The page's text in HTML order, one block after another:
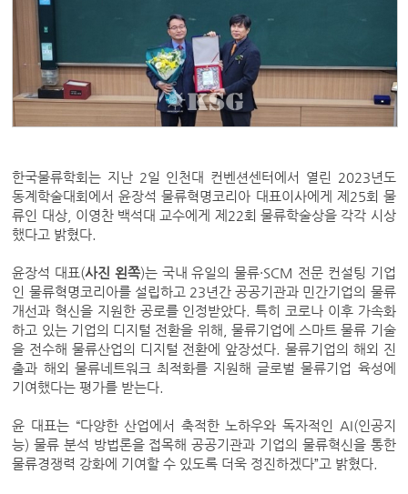
한국물류학회는 지난 2일 인천대 컨벤션센터에서 열린 2023년도
동계학술대회에서 윤장석 물류혁명코리아 대표이사에게 제25회 물
류인 대상, 이영찬 백석대 교수에게 제22회 물류학술상을 각각 시상
했다고 밝혔다.
윤장석 대표(사진 왼쪽)는 국내 유일의 물류·SCM 전문 컨설팅 기업
인 물류혁명코리아를 설립하고 23년간 공공기관과 민간기업의 물류
개선과 혁신을 지원한 공로를 인정받았다. 특히 코로나 이후 가속화
하고 있는 기업의 디지털 전환을 위해, 물류기업에 스마트 물류 기술
을 전수해 물류산업의 디지털 전환에 앞장섰다. 물류기업의 해외 진
출과 해외 물류네트워크 최적화를 지원해 글로벌 물류기업 육성에
기여했다는 평가를 받는다.
윤 대표는 “다양한 산업에서 축적한 노하우와 독자적인 AI(인공지
능) 물류 분석 방법론을 접목해 공공기관과 기업의 물류혁신을 통한
물류경쟁력 강화에 기여할 수 있도록 더욱 정진하겠다”고 밝혔다.